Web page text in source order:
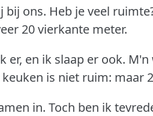
bij ons. Heb je veel
20 vierkante meter.
er, en ik slaap er ook. M'n
keuken is niet ruim: maar
in. Toch ben ik